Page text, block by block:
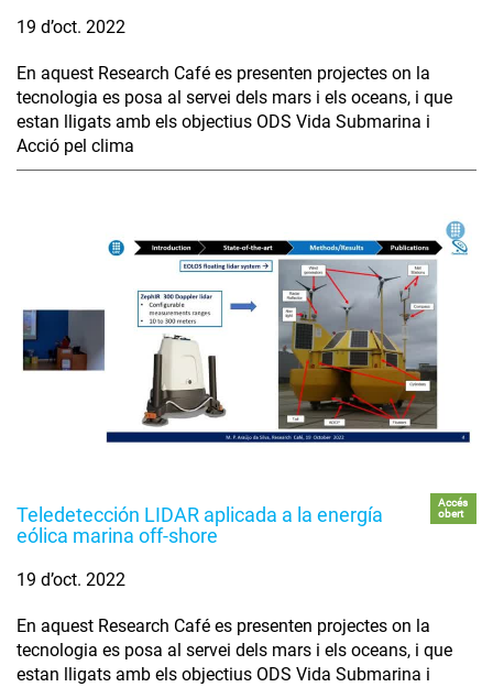
19 d’oct. 2022
En aquest Research Café es presenten projectes on la
tecnologia es posa al servei dels mars i els oceans, i que
estan lligats amb els objectius ODS Vida Submarina i
Acció pel clima
Teledetección LIDAR aplicada a la energía
eólica marina off-shore
Accés
obert
19 d’oct. 2022
En aquest Research Café es presenten projectes on la
tecnologia es posa al servei dels mars i els oceans, i que
estan lligats amb els objectius ODS Vida Submarina i